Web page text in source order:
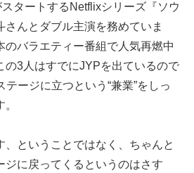
タートするNetflixシリーズ『ソウ
さんとダブル主演を務めていま
のバラエティー番組で人気再燃中
の3人はすでにJYPを出ているので
ージに立つという“兼業”をしっ
、ということではなく、ちゃんと
ジに戻ってくるというのはさす